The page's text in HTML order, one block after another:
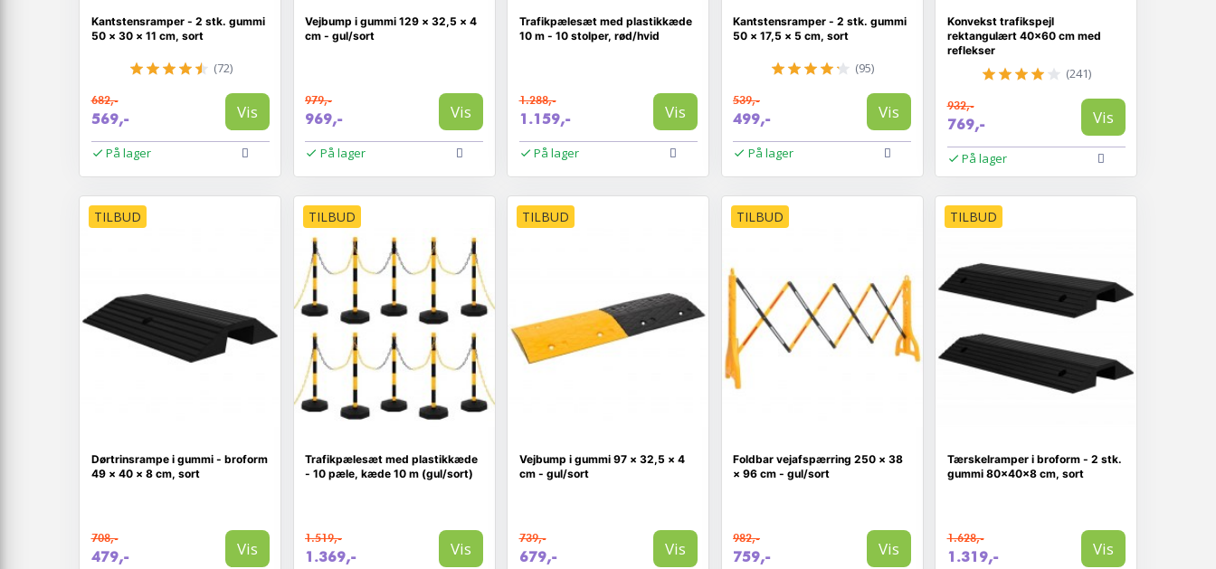
Kantstensramper - 2 stk. gummi
50 × 30 × 11 cm, sort
(72)
682,-
569,- Vis
På lager
Vejbump i gummi 129 × 32,5 × 4
cm - gul/sort
979,-
969,- Vis
På lager
Trafikpælesæt med plastikkæde
10 m - 10 stolper, rød/hvid
1.288,-
1.159,- Vis
På lager
Kantstensramper - 2 stk. gummi
50 × 17,5 × 5 cm, sort
(95)
539,-
499,- Vis
På lager
Konvekst trafikspejl
rektangulært 40×60 cm med
reflekser
(241)
932,-
769,- Vis
På lager
TILBUD
Dørtrinsrampe i gummi - broform
49 × 40 × 8 cm, sort
708,-
479,- Vis
TILBUD
Trafikpælesæt med plastikkæde
- 10 pæle, kæde 10 m (gul/sort)
1.519,-
1.369,- Vis
TILBUD
Vejbump i gummi 97 × 32,5 × 4
cm - gul/sort
739,-
679,- Vis
TILBUD
Foldbar vejafspærring 250 × 38
× 96 cm - gul/sort
982,-
759,- Vis
TILBUD
Tærskelramper i broform - 2 stk.
gummi 80×40×8 cm, sort
1.628,-
1.319,- Vis